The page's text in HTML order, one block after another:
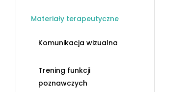
Materiały terapeutyczne
Komunikacja wizualna
Trening funkcji
poznawczych